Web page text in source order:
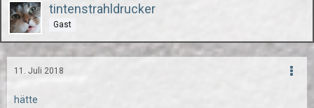
tintenstrahldrucker
Gast
11. Juli 2018
hätte